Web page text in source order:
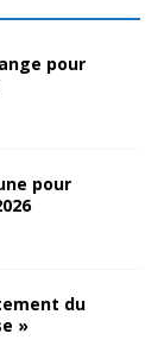
pour
pour
du
»